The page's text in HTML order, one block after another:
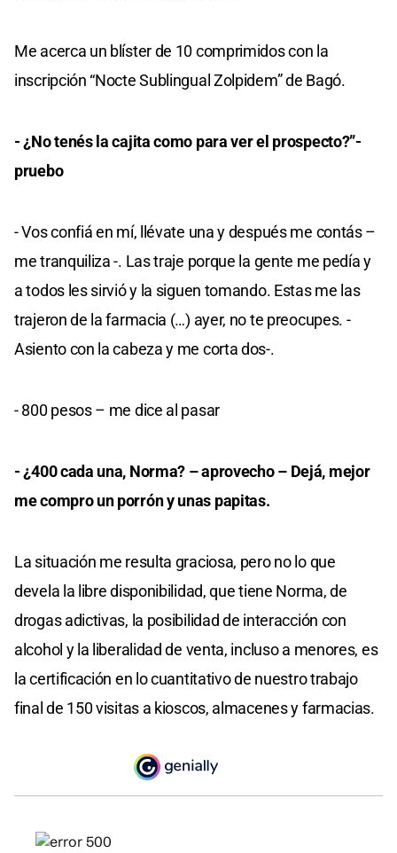
Me acerca un blíster de 10 comprimidos con la
inscripción “Nocte Sublingual Zolpidem” de Bagó.
- ¿No tenés la cajita como para ver el prospecto?”-
pruebo
- Vos confiá en mí, llévate una y después me contás –
me tranquiliza -. Las traje porque la gente me pedía y
a todos les sirvió y la siguen tomando. Estas me las
trajeron de la farmacia (…) ayer, no te preocupes. -
Asiento con la cabeza y me corta dos-.
- 800 pesos – me dice al pasar
- ¿400 cada una, Norma? – aprovecho – Dejá, mejor
me compro un porrón y unas papitas.
La situación me resulta graciosa, pero no lo que
devela la libre disponibilidad, que tiene Norma, de
drogas adictivas, la posibilidad de interacción con
alcohol y la liberalidad de venta, incluso a menores, es
la certificación en lo cuantitativo de nuestro trabajo
final de 150 visitas a kioscos, almacenes y farmacias.